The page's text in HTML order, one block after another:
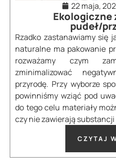
22 maja,
Ekologiczne
pudeł/
Rzadko zastanawiamy się
naturalne ma pakowanie
rozważamy czym
zminimalizować
przyrodę. Przy wyborze
powinniśmy wziąć pod
do tego celu materiały
czy nie zawierają
CZYTAJ